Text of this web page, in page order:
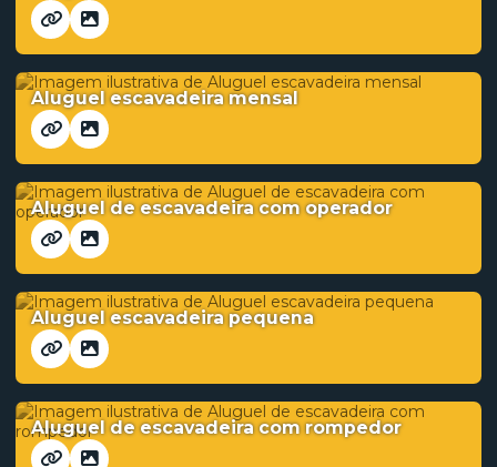
Aluguel escavadeira mensal
Aluguel de escavadeira com operador
Aluguel escavadeira pequena
Aluguel de escavadeira com rompedor